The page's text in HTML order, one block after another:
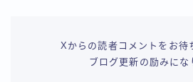
Xからの読者コメントをお待
ブログ更新の励みにな